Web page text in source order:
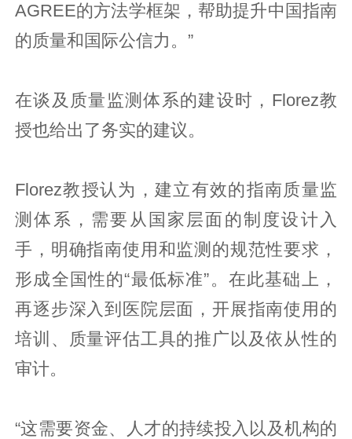
AGREE的方法学框架，帮助提升中国指南
的质量和国际公信力。”
在谈及质量监测体系的建设时，Florez教
授也给出了务实的建议。
Florez教授认为，建立有效的指南质量监
测体系，需要从国家层面的制度设计入
手，明确指南使用和监测的规范性要求，
形成全国性的“最低标准”。在此基础上，
再逐步深入到医院层面，开展指南使用的
培训、质量评估工具的推广以及依从性的
审计。
“这需要资金、人才的持续投入以及机构的